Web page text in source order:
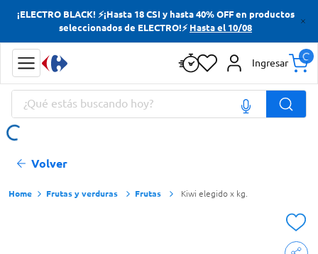
¡ELECTRO BLACK! ⚡¡Hasta 18 CSI y hasta 40% OFF en productos
seleccionados de ELECTRO!⚡ Hasta el 10/08
Ingresar
¿Qué estás buscando hoy?
Volver
Frutas y verduras Frutas Kiwi elegido x kg.
Términos más buscados
Yerba
Cerveza
Términos más buscados
Yerba
Cerveza
Doves
Papas Fritas